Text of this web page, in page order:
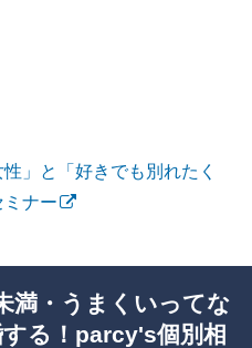
」と「好きでも別れたく
ナー
満・うまくいってな
る！parcy's個別相